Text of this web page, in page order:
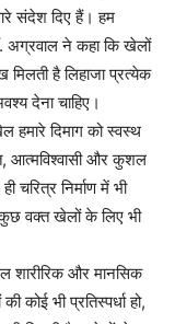
संदेश दिए हैं। हम
ने कहा कि खेलों
है लिहाजा प्रत्येक
देना चाहिए।
दिमाग को स्वस्थ
और कुशल
चरित्र निर्माण में भी
कुछ वक्त खेलों के लिए भी
शारीरिक और मानसिक
कोई भी प्रतिस्पर्धा हो,